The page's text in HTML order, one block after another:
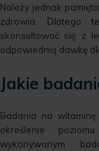
Należy jednak
zdrowia. Dlatego
skonsultować się z
odpowiednią dawkę
Jakie
Badania na
określenie
wykonywanym